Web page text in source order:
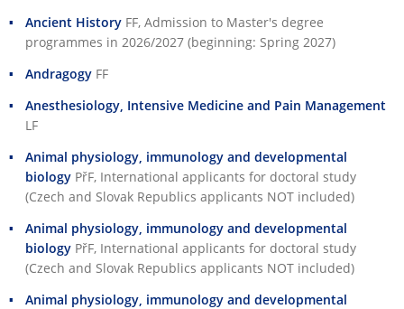
Ancient History FF, Admission to Master's degree
programmes in 2026/2027 (beginning: Spring 2027)
Andragogy FF
Anesthesiology, Intensive Medicine and Pain Management
LF
Animal physiology, immunology and developmental
biology PřF, International applicants for doctoral study
(Czech and Slovak Republics applicants NOT included)
Animal physiology, immunology and developmental
biology PřF, International applicants for doctoral study
(Czech and Slovak Republics applicants NOT included)
Animal physiology, immunology and developmental